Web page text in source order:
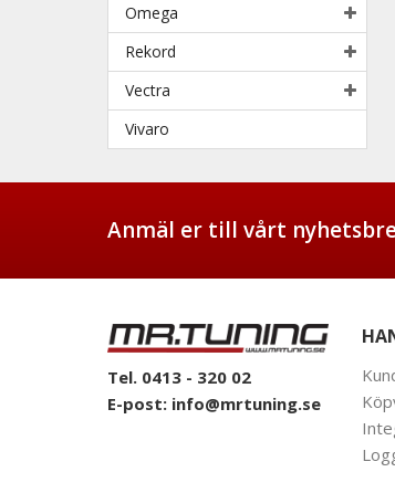
Omega
Rekord
Vectra
Vivaro
Anmäl er till vårt
Tel. 0413 - 320 02
E-post: info@mrtuning.se